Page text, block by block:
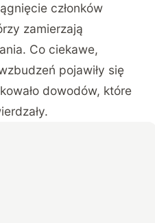
członków
zamierzają
Co ciekawe,
pojawiły się
dowodów, które